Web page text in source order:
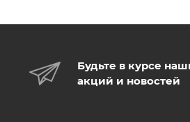
Будьте в курсе
акций и новостей